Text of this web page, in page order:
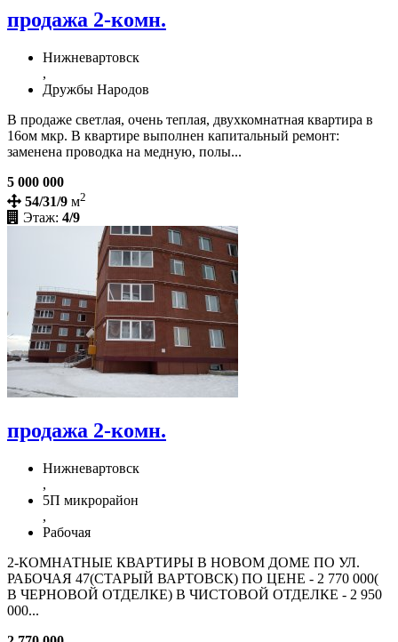
продажа 2-комн.
Нижневартовск
,
Дружбы Народов
В продаже светлая, очень теплая, двухкомнатная квартира в
16ом мкр. В квартире выполнен капитальный ремонт:
заменена проводка на медную, полы...
5 000 000
54/31/9 м2
Этаж: 4/9
продажа 2-комн.
Нижневартовск
,
5П микрорайон
,
Рабочая
2-КОМНАТНЫЕ КВАРТИРЫ В НОВОМ ДОМЕ ПО УЛ.
РАБОЧАЯ 47(СТАРЫЙ ВАРТОВСК) ПО ЦЕНЕ - 2 770 000(
В ЧЕРНОВОЙ ОТДЕЛКЕ) В ЧИСТОВОЙ ОТДЕЛКЕ - 2 950
000...